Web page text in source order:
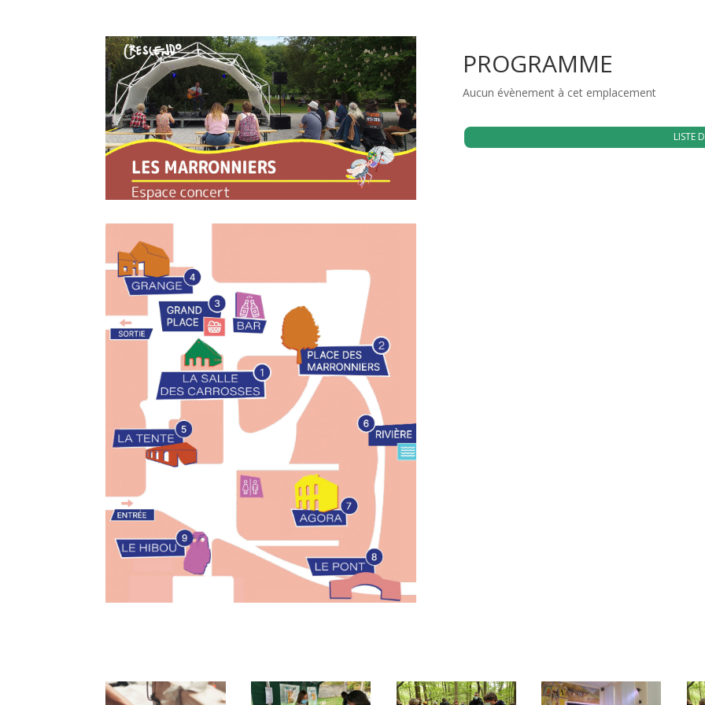
PROGRAMME
Aucun évènement à cet emplacement
LISTE